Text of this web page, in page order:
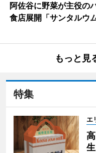
阿佐谷に野菜が主役
食店展開「サンタルウ
もっと見
特集
エ